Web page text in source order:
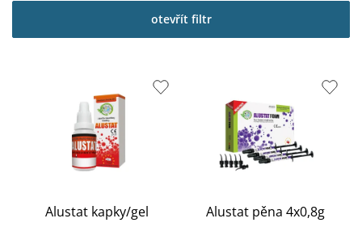
otevřít filtr
Alustat kapky/gel Alustat pěna 4x0,8g